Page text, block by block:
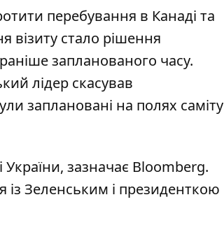
перебування в Канаді та
стало рішення
запланованого часу.
лідер скасував
заплановані на полях саміту
України, зазначає Bloomberg.
із Зеленським і президенткою